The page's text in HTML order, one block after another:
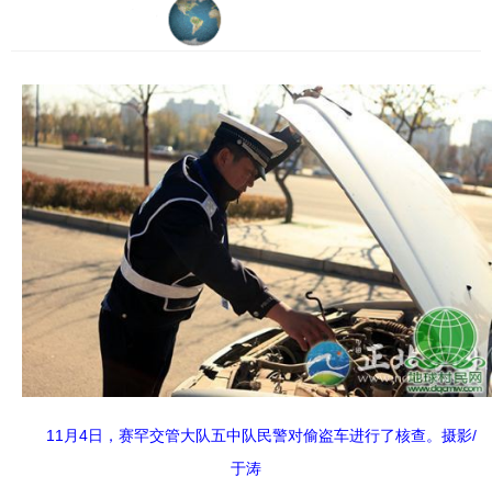
11月4日，赛罕交管大队五中队民警对偷盗车进行了核查。摄影/
于涛